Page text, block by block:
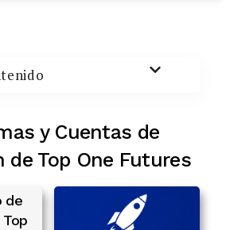
y Cuentas de
de Top One Futures
de